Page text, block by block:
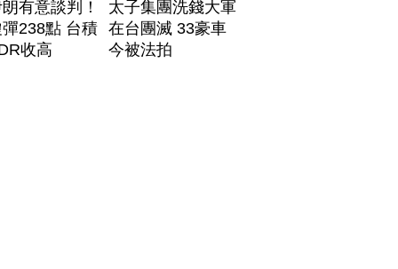
有意談判！
238點 台積
收高
太子集團洗錢大軍
在台團滅 33豪車
今被法拍